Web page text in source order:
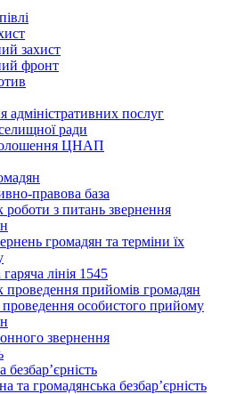
захист
фронт
адміністративних послуг
ради
ЦНАП
правова база
роботи з питань звернення
громадян та терміни їх
лінія 1545
проведення прийомів громадян
проведення особистого прийому
звернення
та громадянська безбар’єрність